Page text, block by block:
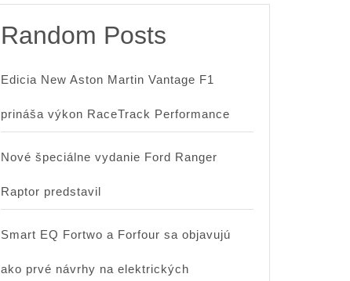
Random Posts
Edicia New Aston Martin Vantage F1
prináša výkon RaceTrack Performance
Nové špeciálne vydanie Ford Ranger
Raptor predstavil
Smart EQ Fortwo a Forfour sa objavujú
ako prvé návrhy na elektrických